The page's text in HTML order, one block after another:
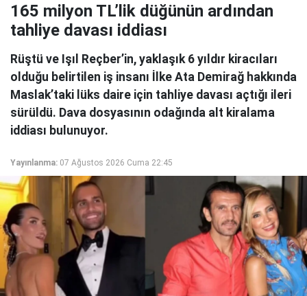
165 milyon TL’lik düğünün ardından
tahliye davası iddiası
Rüştü ve Işıl Reçber’in, yaklaşık 6 yıldır kiracıları
olduğu belirtilen iş insanı İlke Ata Demirağ hakkında
Maslak’taki lüks daire için tahliye davası açtığı ileri
sürüldü. Dava dosyasının odağında alt kiralama
iddiası bulunuyor.
Yayınlanma: 07 Ağustos 2026 Cuma 22:45